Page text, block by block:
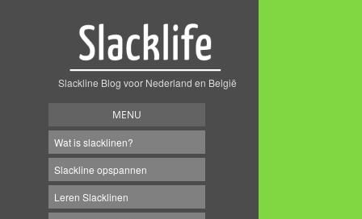
Slackline Blog voor Nederland en België
MENU
Wat is slacklinen?
Slackline opspannen
Leren Slacklinen